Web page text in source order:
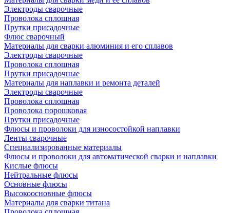
Электроды сварочные
Проволока сплошная
Прутки присадочные
Флюс сварочный
Материалы для сварки алюминия и его сплавов
Электроды сварочные
Проволока сплошная
Прутки присадочные
Материалы для наплавки и ремонта деталей
Электроды сварочные
Проволока сплошная
Проволока порошковая
Прутки присадочные
Флюсы и проволоки для износостойкой наплавки
Ленты сварочные
Специализированные материалы
Флюсы и проволоки для автоматической сварки и наплавки
Кислые флюсы
Нейтральные флюсы
Основные флюсы
Высокоосновные флюсы
Материалы для сварки титана